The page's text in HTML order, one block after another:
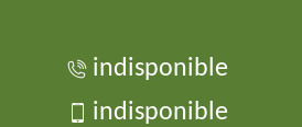
indisponible
indisponible